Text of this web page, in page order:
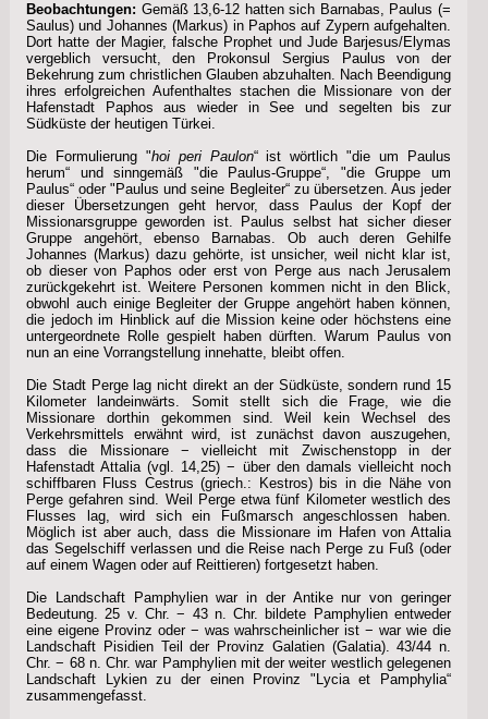
Beobachtungen: Gemäß 13,6-12 hatten sich Barnabas, Paulus (=
Saulus) und Johannes (Markus) in Paphos auf Zypern aufgehalten.
Dort hatte der Magier, falsche Prophet und Jude Barjesus/Elymas
vergeblich versucht, den Prokonsul Sergius Paulus von der
Bekehrung zum christlichen Glauben abzuhalten. Nach Beendigung
ihres erfolgreichen Aufenthaltes stachen die Missionare von der
Hafenstadt Paphos aus wieder in See und segelten bis zur
Südküste der heutigen Türkei.
Die Formulierung "hoi peri Paulon“ ist wörtlich "die um Paulus
herum“ und sinngemäß "die Paulus-Gruppe“, "die Gruppe um
Paulus“ oder "Paulus und seine Begleiter“ zu übersetzen. Aus jeder
dieser Übersetzungen geht hervor, dass Paulus der Kopf der
Missionarsgruppe geworden ist. Paulus selbst hat sicher dieser
Gruppe angehört, ebenso Barnabas. Ob auch deren Gehilfe
Johannes (Markus) dazu gehörte, ist unsicher, weil nicht klar ist,
ob dieser von Paphos oder erst von Perge aus nach Jerusalem
zurückgekehrt ist. Weitere Personen kommen nicht in den Blick,
obwohl auch einige Begleiter der Gruppe angehört haben können,
die jedoch im Hinblick auf die Mission keine oder höchstens eine
untergeordnete Rolle gespielt haben dürften. Warum Paulus von
nun an eine Vorrangstellung innehatte, bleibt offen.
Die Stadt Perge lag nicht direkt an der Südküste, sondern rund 15
Kilometer landeinwärts. Somit stellt sich die Frage, wie die
Missionare dorthin gekommen sind. Weil kein Wechsel des
Verkehrsmittels erwähnt wird, ist zunächst davon auszugehen,
dass die Missionare − vielleicht mit Zwischenstopp in der
Hafenstadt Attalia (vgl. 14,25) − über den damals vielleicht noch
schiffbaren Fluss Cestrus (griech.: Kestros) bis in die Nähe von
Perge gefahren sind. Weil Perge etwa fünf Kilometer westlich des
Flusses lag, wird sich ein Fußmarsch angeschlossen haben.
Möglich ist aber auch, dass die Missionare im Hafen von Attalia
das Segelschiff verlassen und die Reise nach Perge zu Fuß (oder
auf einem Wagen oder auf Reittieren) fortgesetzt haben.
Die Landschaft Pamphylien war in der Antike nur von geringer
Bedeutung. 25 v. Chr. − 43 n. Chr. bildete Pamphylien entweder
eine eigene Provinz oder − was wahrscheinlicher ist − war wie die
Landschaft Pisidien Teil der Provinz Galatien (Galatia). 43/44 n.
Chr. − 68 n. Chr. war Pamphylien mit der weiter westlich gelegenen
Landschaft Lykien zu der einen Provinz "Lycia et Pamphylia“
zusammengefasst.